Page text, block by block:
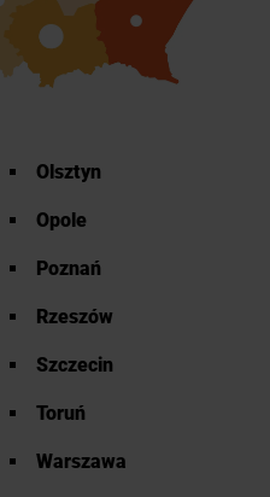
Olsztyn
Opole
Poznań
Rzeszów
Szczecin
Toruń
Warszawa